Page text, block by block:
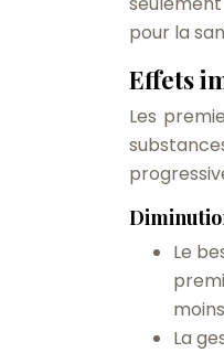
pour la
Effets
Les
Le
La